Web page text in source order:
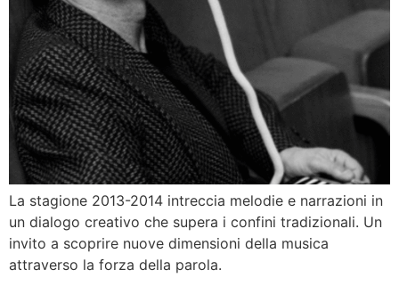
La stagione 2013-2014 intreccia melodie e narrazioni in
un dialogo creativo che supera i confini tradizionali. Un
invito a scoprire nuove dimensioni della musica
attraverso la forza della parola.